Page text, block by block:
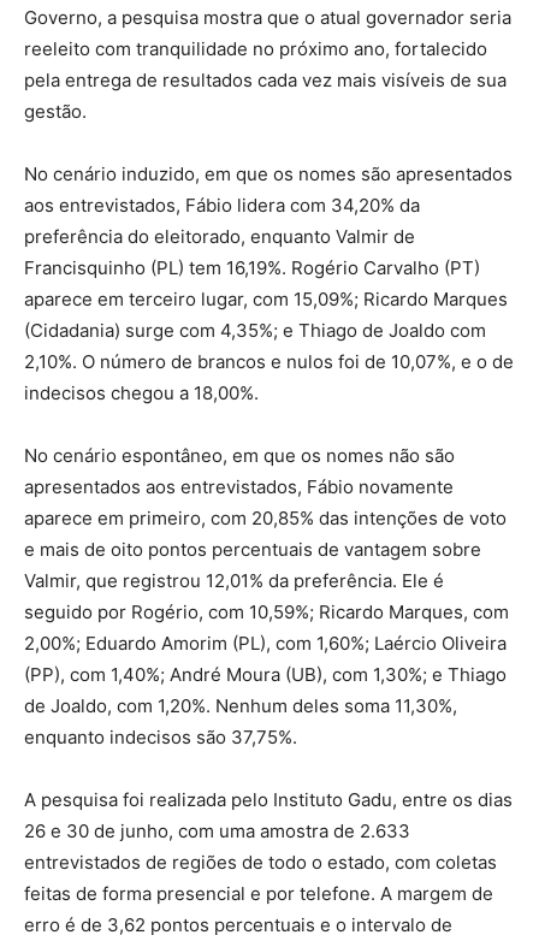
Governo, a pesquisa mostra que o atual governador seria
reeleito com tranquilidade no próximo ano, fortalecido
pela entrega de resultados cada vez mais visíveis de sua
gestão.
No cenário induzido, em que os nomes são apresentados
aos entrevistados, Fábio lidera com 34,20% da
preferência do eleitorado, enquanto Valmir de
Francisquinho (PL) tem 16,19%. Rogério Carvalho (PT)
aparece em terceiro lugar, com 15,09%; Ricardo Marques
(Cidadania) surge com 4,35%; e Thiago de Joaldo com
2,10%. O número de brancos e nulos foi de 10,07%, e o de
indecisos chegou a 18,00%.
No cenário espontâneo, em que os nomes não são
apresentados aos entrevistados, Fábio novamente
aparece em primeiro, com 20,85% das intenções de voto
e mais de oito pontos percentuais de vantagem sobre
Valmir, que registrou 12,01% da preferência. Ele é
seguido por Rogério, com 10,59%; Ricardo Marques, com
2,00%; Eduardo Amorim (PL), com 1,60%; Laércio Oliveira
(PP), com 1,40%; André Moura (UB), com 1,30%; e Thiago
de Joaldo, com 1,20%. Nenhum deles soma 11,30%,
enquanto indecisos são 37,75%.
A pesquisa foi realizada pelo Instituto Gadu, entre os dias
26 e 30 de junho, com uma amostra de 2.633
entrevistados de regiões de todo o estado, com coletas
feitas de forma presencial e por telefone. A margem de
erro é de 3,62 pontos percentuais e o intervalo de